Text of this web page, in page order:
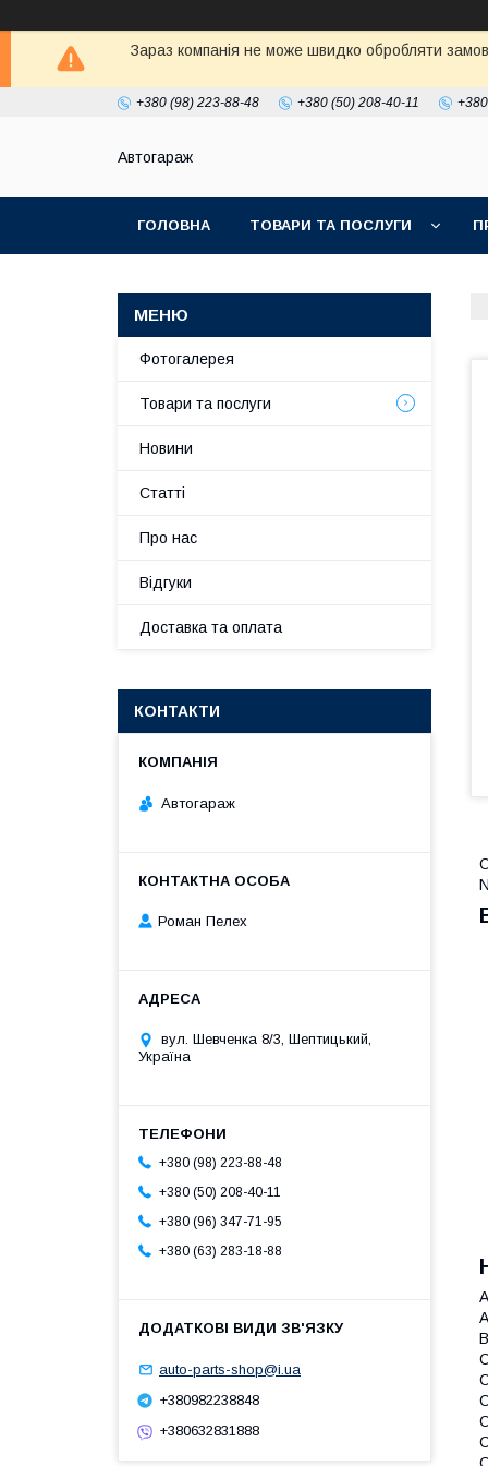
Зараз компанія не може швидко обробляти
+380 (98) 223-88-48 +380 (50) 208-40-11
Автогараж
ГОЛОВНА ТОВАРИ ТА ПОСЛУГИ
Фотогалерея
Товари та послуги
Новини
Статті
Про нас
Відгуки
Доставка та оплата
КОНТАКТИ
Автогараж
Роман Пелех
вул. Шевченка 8/3, Шептицький,
Україна
+380 (98) 223-88-48
+380 (50) 208-40-11
+380 (96) 347-71-95
+380 (63) 283-18-88
auto-parts-shop@i.ua
+380982238848
+380632831888